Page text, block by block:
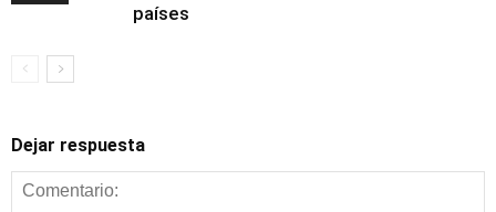
Alimentación y
nutrición
países
Dejar respuesta